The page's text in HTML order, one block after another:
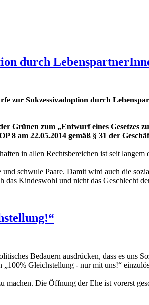
durch
zur Sukzessivadoption durch
Grünen zum „Entwurf eines Gesetzes
8 am 22.05.2014 gemäß § 31 der
in allen Rechtsbereichen ist seit
schwule Paare. Damit wird auch die
Kindeswohl und nicht das Geschlecht
Bedauern ausdrücken, dass es uns
Gleichstellung - nur mit uns!“
Die Öffnung der Ehe ist vorerst